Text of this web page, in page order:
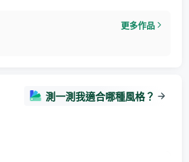
更多作品
測一測我適合哪種風格？